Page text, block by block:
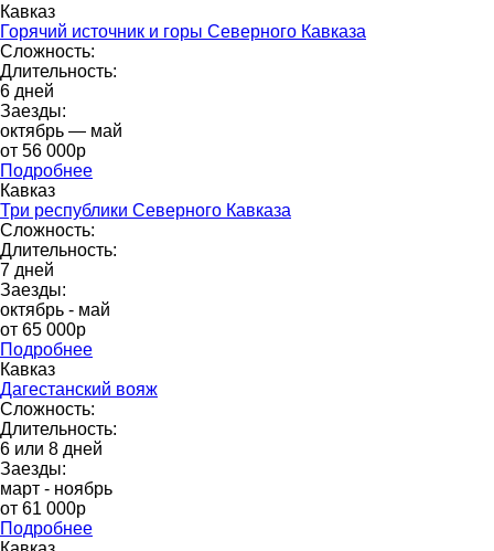
Кавказ
Горячий источник и горы Северного Кавказа
Сложность:
Длительность:
6 дней
Заезды:
октябрь — май
от 56 000p
Подробнее
Кавказ
Три республики Северного Кавказа
Сложность:
Длительность:
7 дней
Заезды:
октябрь - май
от 65 000p
Подробнее
Кавказ
Дагестанский вояж
Сложность:
Длительность:
6 или 8 дней
Заезды:
март - ноябрь
от 61 000p
Подробнее